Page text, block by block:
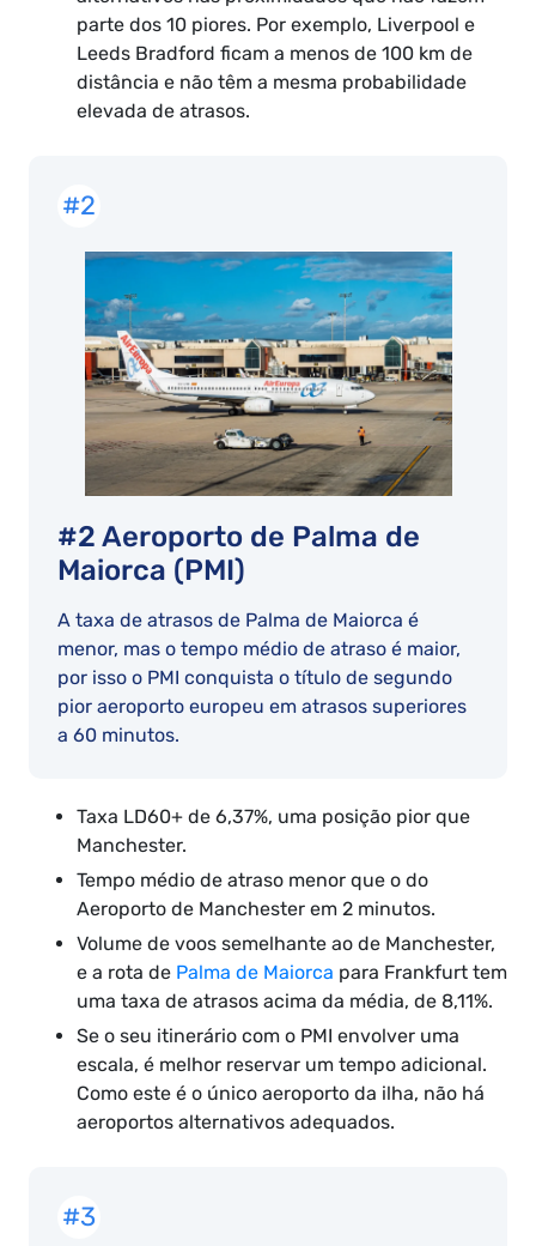
parte dos 10 piores. Por exemplo, Liverpool e
Leeds Bradford ficam a menos de 100 km de
distância e não têm a mesma probabilidade
elevada de atrasos.
#2
#2 Aeroporto de Palma de
Maiorca (PMI)
A taxa de atrasos de Palma de Maiorca é
menor, mas o tempo médio de atraso é maior,
por isso o PMI conquista o título de segundo
pior aeroporto europeu em atrasos superiores
a 60 minutos.
Taxa LD60+ de 6,37%, uma posição pior que
Manchester.
Tempo médio de atraso menor que o do
Aeroporto de Manchester em 2 minutos.
Volume de voos semelhante ao de Manchester,
e a rota de Palma de Maiorca para Frankfurt tem
uma taxa de atrasos acima da média, de 8,11%.
Se o seu itinerário com o PMI envolver uma
escala, é melhor reservar um tempo adicional.
Como este é o único aeroporto da ilha, não há
aeroportos alternativos adequados.
#3